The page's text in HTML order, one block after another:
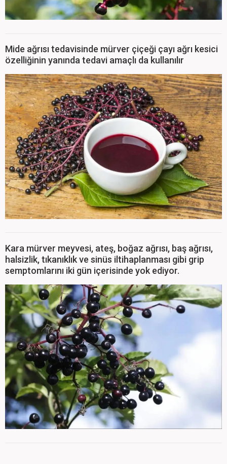
Mide ağrısı tedavisinde mürver çiçeği çayı ağrı kesici
özelliğinin yanında tedavi amaçlı da kullanılır
Kara mürver meyvesi, ateş, boğaz ağrısı, baş ağrısı,
halsizlik, tıkanıklık ve sinüs iltihaplanması gibi grip
semptomlarını iki gün içerisinde yok ediyor.